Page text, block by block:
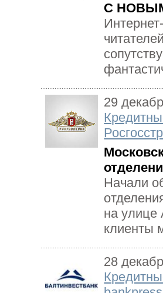
С
29
Начали
на улице
клиенты
28